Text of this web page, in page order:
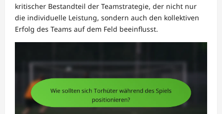
kritischer Bestandteil der Teamstrategie, der nicht nur
die individuelle Leistung, sondern auch den kollektiven
Erfolg des Teams auf dem Feld beeinflusst.